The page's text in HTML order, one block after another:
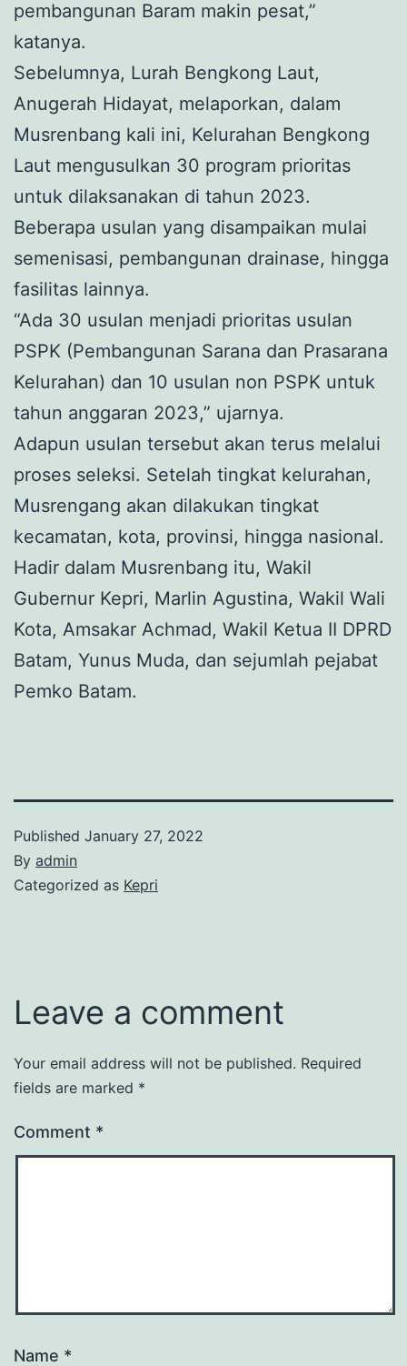
pembangunan Baram makin pesat,”
katanya.
Sebelumnya, Lurah Bengkong Laut,
Anugerah Hidayat, melaporkan, dalam
Musrenbang kali ini, Kelurahan Bengkong
Laut mengusulkan 30 program prioritas
untuk dilaksanakan di tahun 2023.
Beberapa usulan yang disampaikan mulai
semenisasi, pembangunan drainase, hingga
fasilitas lainnya.
“Ada 30 usulan menjadi prioritas usulan
PSPK (Pembangunan Sarana dan Prasarana
Kelurahan) dan 10 usulan non PSPK untuk
tahun anggaran 2023,” ujarnya.
Adapun usulan tersebut akan terus melalui
proses seleksi. Setelah tingkat kelurahan,
Musrengang akan dilakukan tingkat
kecamatan, kota, provinsi, hingga nasional.
Hadir dalam Musrenbang itu, Wakil
Gubernur Kepri, Marlin Agustina, Wakil Wali
Kota, Amsakar Achmad, Wakil Ketua II DPRD
Batam, Yunus Muda, dan sejumlah pejabat
Pemko Batam.
Published January 27, 2022
By admin
Categorized as Kepri
Leave a comment
Your email address will not be published. Required
fields are marked *
Comment *
Name *